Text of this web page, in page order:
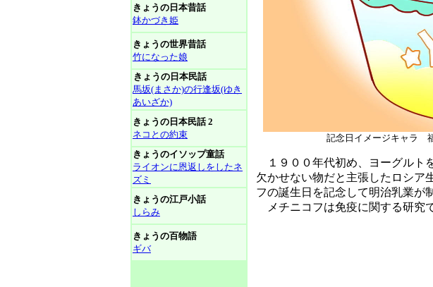
きょうの日本昔話
鉢かづき姫
きょうの世界昔話
竹になった娘
きょうの日本民話
馬坂(まさか)の行逢坂(ゆき
あいざか)
きょうの日本民話 2
ネコとの約束
きょうのイソップ童話
ライオンに恩返しをしたネ
ズミ
きょうの江戸小話
しらみ
きょうの百物語
ギバ
記念日イメージキャラ
１９００年代初め、ヨーグルト
欠かせない物だと主張したロシア
フの誕生日を記念して明治乳業が
メチニコフは免疫に関する研究